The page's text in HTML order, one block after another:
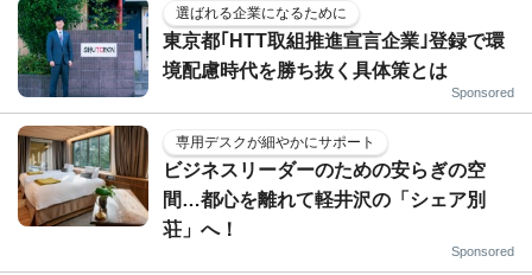
選ばれる企業になるために
東京都｢HTT取組推進宣言企業｣登録で環
境配慮時代を勝ち抜く具体策とは
Sponsored
専用デスクが細やかにサポート
ビジネスリーダーのための安らぎの空
間…都心を離れて軽井沢の「シェア別
荘」へ！
Sponsored